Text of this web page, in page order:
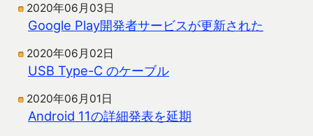
2020年06月03日
Google Play開発者サービスが更新された
2020年06月02日
USB Type-C のケーブル
2020年06月01日
Android 11の詳細発表を延期